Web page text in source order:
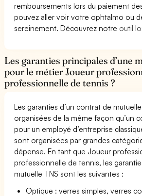
remboursements lors du paiement
pouvez aller voir votre ophtalmo ou
sereinement. Découvrez notre outil
Les garanties principales d’une
pour le métier Joueur
professionnelle de tennis ?
Les garanties d’un contrat de
organisées de la même façon qu’un
pour un employé d’entreprise
sont organisées par grandes
dépense. En tant que Joueur
professionnelle de tennis, les
mutuelle TNS sont les suivantes :
Optique : verres simples, verres